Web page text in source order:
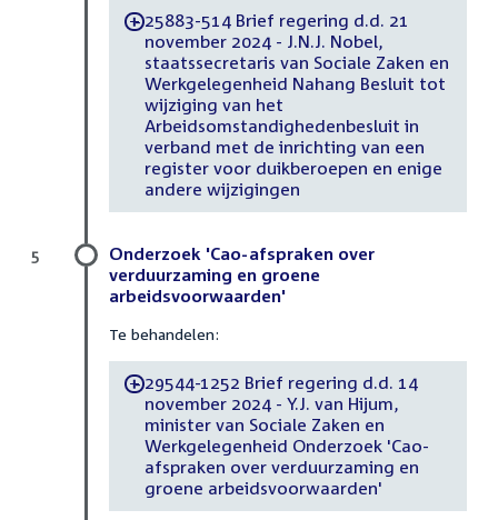
-25883-514 Brief regering d.d. 21
november 2024 - J.N.J. Nobel,
staatssecretaris van Sociale Zaken en
Werkgelegenheid Nahang Besluit tot
wijziging van het
Arbeidsomstandighedenbesluit in
verband met de inrichting van een
register voor duikberoepen en enige
andere wijzigingen
Onderzoek 'Cao-afspraken over
verduurzaming en groene
arbeidsvoorwaarden'
Te behandelen:
-29544-1252 Brief regering d.d. 14
november 2024 - Y.J. van Hijum,
minister van Sociale Zaken en
Werkgelegenheid Onderzoek 'Cao-
afspraken over verduurzaming en
groene arbeidsvoorwaarden'
5